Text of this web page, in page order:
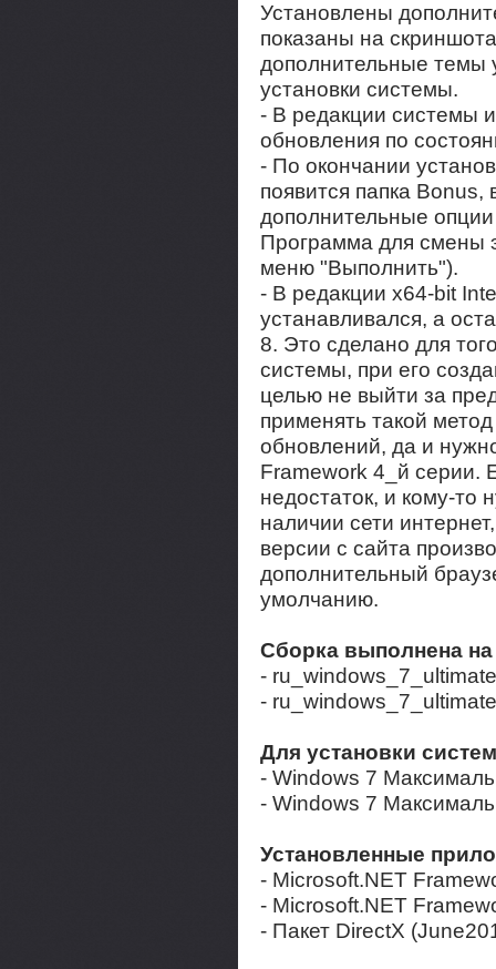
Установлены
показаны на
дополнительные темы
установки системы.
- В редакции системы
обновления по
- По окончании
появится папка Bonus,
дополнительные
Программа для смены
меню "Выполнить").
- В редакции x64-bit
устанавливался, а
8. Это сделано для
системы, при его
целью не выйти за
применять такой
обновлений, да и
Framework 4_й серии.
недостаток, и кому-то
наличии сети
версии c сайта
дополнительный
умолчанию.
Сборка выполнена
-
-
Для установки
- Windows 7
- Windows 7
Установленные
- Microsoft.NET
- Microsoft.NET
- Пакет DirectX